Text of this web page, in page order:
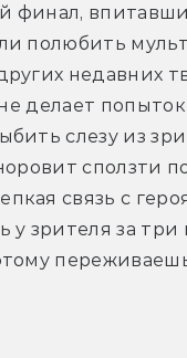
финал,
полюбить
недавних
делает
слезу из
сползти
связь с
у зрителя за три